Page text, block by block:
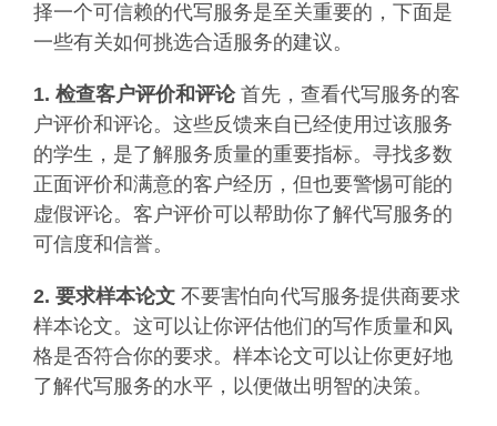
择一个可信赖的代写服务是至关重要的，下面是
一些有关如何挑选合适服务的建议。
1. 检查客户评价和评论首先，查看代写服务的客
户评价和评论。这些反馈来自已经使用过该服务
的学生，是了解服务质量的重要指标。寻找多数
正面评价和满意的客户经历，但也要警惕可能的
虚假评论。客户评价可以帮助你了解代写服务的
可信度和信誉。
2. 要求样本论文不要害怕向代写服务提供商要求
样本论文。这可以让你评估他们的写作质量和风
格是否符合你的要求。样本论文可以让你更好地
了解代写服务的水平，以便做出明智的决策。